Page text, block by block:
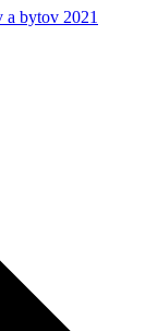
a bytov 2021